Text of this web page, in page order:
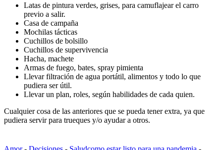
Latas de pintura verdes, grises, para camuflajear el carro
previo a salir.
Casa de campaña
Mochilas tácticas
Cuchillos de bolsillo
Cuchillos de supervivencia
Hacha, machete
Armas de fuego, bates, spray pimienta
Llevar filtración de agua portátil, alimentos y todo lo que
pudiera ser útil.
Llevar un plan, roles, según habilidades de cada quien.
Cualquier cosa de las anteriores que se pueda tener extra, ya que
pudiera servir para trueques y/o ayudar a otros.